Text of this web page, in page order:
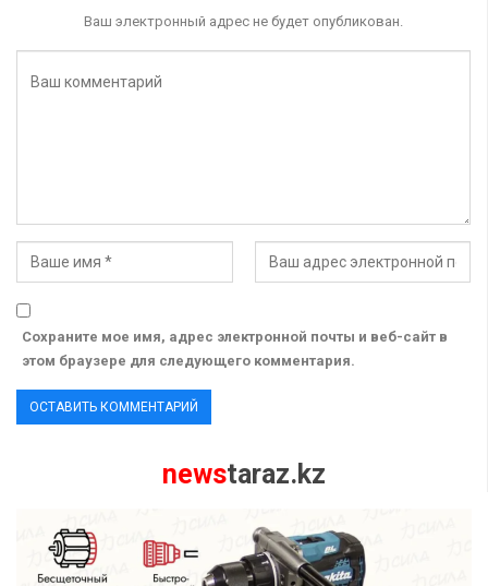
Ваш электронный адрес не будет опубликован.
Сохраните мое имя, адрес электронной почты и веб-сайт в
этом браузере для следующего комментария.
newstaraz.kz